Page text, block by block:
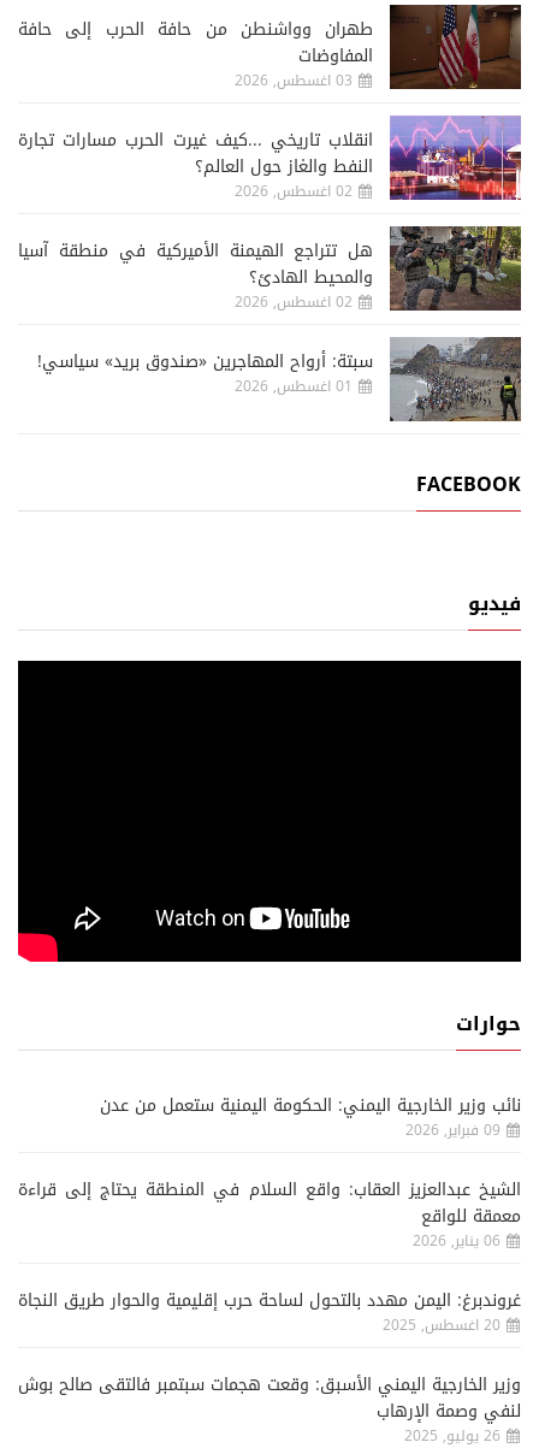
طهران وواشنطن من حافة الحرب إلى حافة
المفاوضات
03 اغسطس, 2026
انقلاب تاريخي ...كيف غيرت الحرب مسارات تجارة
النفط والغاز حول العالم؟
02 اغسطس, 2026
هل تتراجع الهيمنة الأميركية في منطقة آسيا
والمحيط الهادئ؟
02 اغسطس, 2026
سبتة: أرواح المهاجرين «صندوق بريد» سياسي!
01 اغسطس, 2026
FACEBOOK
فيديو
حوارات
نائب وزير الخارجية اليمني: الحكومة اليمنية ستعمل من عدن
09 فبراير, 2026
الشيخ عبدالعزيز العقاب: واقع السلام في المنطقة يحتاج إلى قراءة
معمقة للواقع
06 يناير, 2026
غروندبرغ: اليمن مهدد بالتحول لساحة حرب إقليمية والحوار طريق النجاة
20 اغسطس, 2025
وزير الخارجية اليمني الأسبق: وقعت هجمات سبتمبر فالتقى صالح بوش
لنفي وصمة الإرهاب
26 يوليو, 2025